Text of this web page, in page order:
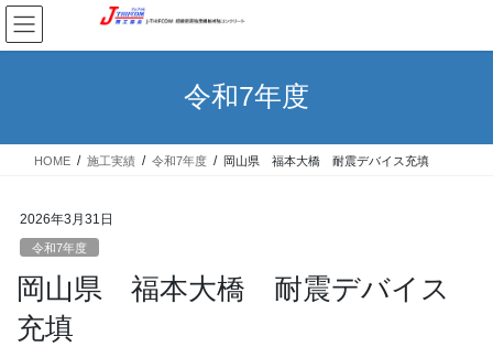
コ
ン
テ
ス
ナ
ビ
ゲ
ン
令和7年度
HOME 施工実績 令和7年度 岡山県 福本大橋 耐震デバイス充填
2026年3月31日
令和7年度
岡山県 福本大橋 耐震デバイス
充填